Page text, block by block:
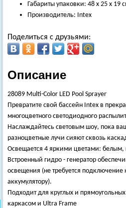
Габариты упаковки: 48 х 25 х 19
Производитель: Intex
Поделиться с друзьями:
Описание
28089 Multi-Color LED Pool Sprayer
Превратите свой бассейн Intex в
многоцветного светодиодного
Наслаждайтесь световым шоу, пока
разноцветные лучи сияют сквозь
Освещается 4 яркими цветами:
Встроенный гидро - генератор
освещения (не требуется подключение
аккумулятору).
Подходит для круглых и
каркасом и Ultra Frame